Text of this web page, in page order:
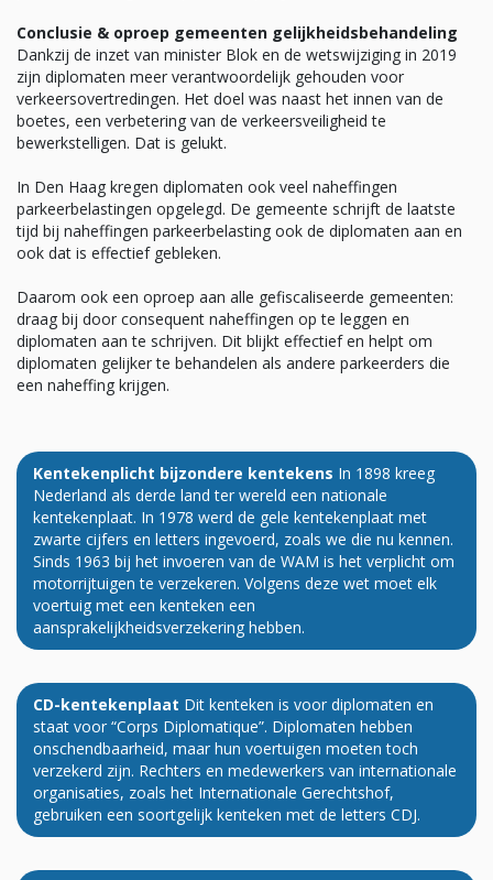
Conclusie & oproep gemeenten gelijkheidsbehandeling
Dankzij de inzet van minister Blok en de wetswijziging in 2019
zijn diplomaten meer verantwoordelijk gehouden voor
verkeersovertredingen. Het doel was naast het innen van de
boetes, een verbetering van de verkeersveiligheid te
bewerkstelligen. Dat is gelukt.
In Den Haag kregen diplomaten ook veel naheffingen
parkeerbelastingen opgelegd. De gemeente schrijft de laatste
tijd bij naheffingen parkeerbelasting ook de diplomaten aan en
ook dat is effectief gebleken.
Daarom ook een oproep aan alle gefiscaliseerde gemeenten:
draag bij door consequent naheffingen op te leggen en
diplomaten aan te schrijven. Dit blijkt effectief en helpt om
diplomaten gelijker te behandelen als andere parkeerders die
een naheffing krijgen.
Kentekenplicht bijzondere kentekens In 1898 kreeg
Nederland als derde land ter wereld een nationale
kentekenplaat. In 1978 werd de gele kentekenplaat met
zwarte cijfers en letters ingevoerd, zoals we die nu kennen.
Sinds 1963 bij het invoeren van de WAM is het verplicht om
motorrijtuigen te verzekeren. Volgens deze wet moet elk
voertuig met een kenteken een
aansprakelijkheidsverzekering hebben.
CD-kentekenplaat Dit kenteken is voor diplomaten en
staat voor “Corps Diplomatique”. Diplomaten hebben
onschendbaarheid, maar hun voertuigen moeten toch
verzekerd zijn. Rechters en medewerkers van internationale
organisaties, zoals het Internationale Gerechtshof,
gebruiken een soortgelijk kenteken met de letters CDJ.